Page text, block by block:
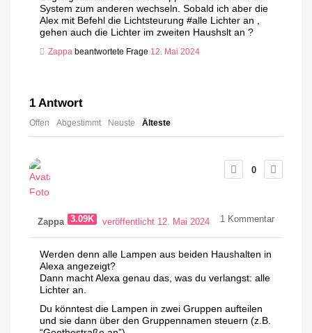
System zum anderen wechseln. Sobald ich aber die
Alex mit Befehl die Lichtsteurung #alle Lichter an ,
gehen auch die Lichter im zweiten Haushslt an ?
Zappa beantwortete Frage 12. Mai 2024
1 Antwort
Offen Abgestimmt Neuste Älteste
0
Zappa 3.09K veröffentlicht 12. Mai 2024 1 Kommentar
Werden denn alle Lampen aus beiden Haushalten in
Alexa angezeigt?
Dann macht Alexa genau das, was du verlangst: alle
Lichter an.
Du könntest die Lampen in zwei Gruppen aufteilen
und sie dann über den Gruppennamen steuern (z.B.